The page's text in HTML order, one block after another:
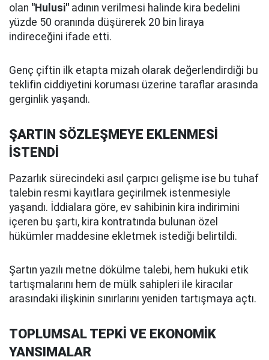
olan "Hulusi" adının verilmesi halinde kira bedelini
yüzde 50 oranında düşürerek 20 bin liraya
indireceğini ifade etti.
Genç çiftin ilk etapta mizah olarak değerlendirdiği bu
teklifin ciddiyetini koruması üzerine taraflar arasında
gerginlik yaşandı.
ŞARTIN SÖZLEŞMEYE EKLENMESİ
İSTENDİ
Pazarlık sürecindeki asıl çarpıcı gelişme ise bu tuhaf
talebin resmi kayıtlara geçirilmek istenmesiyle
yaşandı. İddialara göre, ev sahibinin kira indirimini
içeren bu şartı, kira kontratında bulunan özel
hükümler maddesine ekletmek istediği belirtildi.
Şartın yazılı metne dökülme talebi, hem hukuki etik
tartışmalarını hem de mülk sahipleri ile kiracılar
arasındaki ilişkinin sınırlarını yeniden tartışmaya açtı.
TOPLUMSAL TEPKİ VE EKONOMİK
YANSIMALAR